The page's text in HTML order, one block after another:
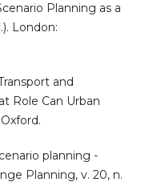
Planning as a
London:
and
Role Can Urban
planning -
Planning, v. 20, n.